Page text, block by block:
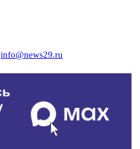
info@news29.ru